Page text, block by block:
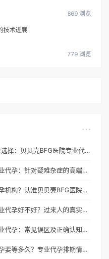
869 浏览
技术进展
779 浏览
单身/同性群体生育选择：贝贝壳BFG医院专业代孕包容方案
贝贝壳BFG医院专业代孕：针对疑难杂症的高端定制生育服务
寻找靠谱的专业代孕机构？认准贝贝壳BFG医院官方渠道
贝贝壳BFG医院专业代孕好不好？过来人的真实心声
贝贝壳BFG医院专业代孕：常见误区及正确认知全梳理
贝贝壳BFG医院代孕要等多久？专业代孕排期情况公开